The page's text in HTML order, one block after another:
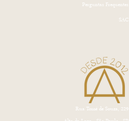
Perguntas Frequentes
SAC
Rua Tomé de Souza, 229